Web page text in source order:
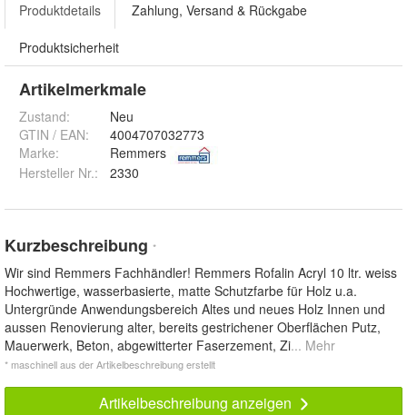
Produktdetails Zahlung, Versand & Rückgabe
Produktsicherheit
Artikelmerkmale
Zustand:
Neu
GTIN / EAN:
4004707032773
Marke:
Remmers
Hersteller Nr.:
2330
Kurzbeschreibung *
Wir sind Remmers Fachhändler! Remmers Rofalin Acryl 10 ltr. weiss
Hochwertige, wasserbasierte, matte Schutzfarbe für Holz u.a.
Untergründe Anwendungsbereich Altes und neues Holz Innen und
aussen Renovierung alter, bereits gestrichener Oberflächen Putz,
Mauerwerk, Beton, abgewitterter Faserzement, Zi... Mehr
* maschinell aus der Artikelbeschreibung erstellt
Artikelbeschreibung anzeigen